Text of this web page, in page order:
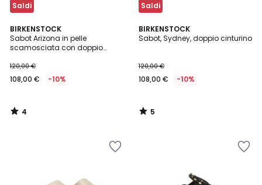
Saldi
BIRKENSTOCK
Sabot Arizona in pelle
scamosciata con doppio
€
Invece
120,00
€
120,00 €
108,00 € -10%
4
/
5
4
/
Saldi
BIRKENSTOCK
Sabot, Sydney, doppio cinturino
120,00 €
108,00 € -10%
5
/
5
/